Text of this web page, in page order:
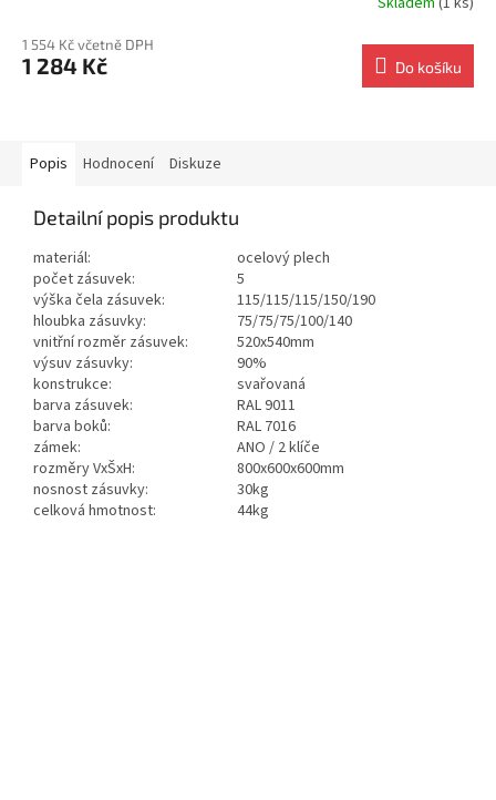
1 554 Kč včetně DPH
1 284 Kč Do košíku
Popis Hodnocení Diskuze
Detailní popis produktu
materiál:
ocelový plech
počet zásuvek:
5
výška čela zásuvek:
115/115/115/150/190
hloubka zásuvky:
75/75/75/100/140
vnitřní rozměr zásuvek:
520x540mm
výsuv zásuvky:
90%
konstrukce:
svařovaná
barva zásuvek:
RAL 9011
barva boků:
RAL 7016
zámek:
ANO / 2 klíče
rozměry VxŠxH:
800x600x600mm
nosnost zásuvky:
30kg
celková hmotnost:
44kg